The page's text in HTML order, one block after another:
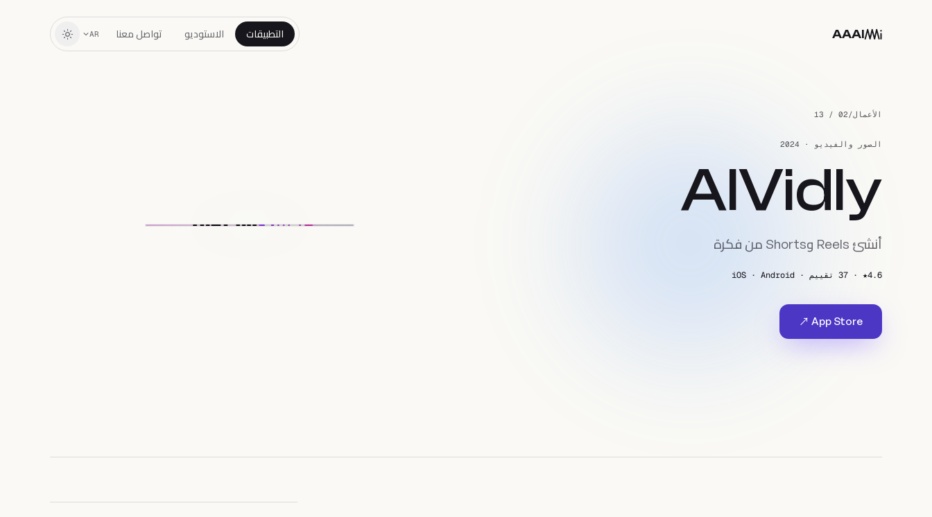
AAAI التطبيقات الاستوديو تواصل معنا AR
الأعمال/
02 / 13
الصور والفيديو · 2024
AIVidly
أنشئ Reels وShorts من فكرة
4.6★ · 37 تقييم · iOS · Android
App Store ↗